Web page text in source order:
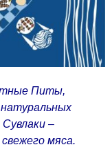
Питы,
–
мяса.